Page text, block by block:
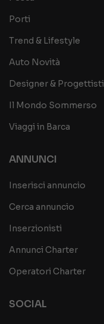
Porti
Trend & Lifestyle
Auto Novità
Designer & Progettisti
Il Mondo Sommerso
Viaggi in Barca
ANNUNCI
Inserisci annuncio
Cerca annuncio
Inserzionisti
Annunci Charter
Operatori Charter
SOCIAL